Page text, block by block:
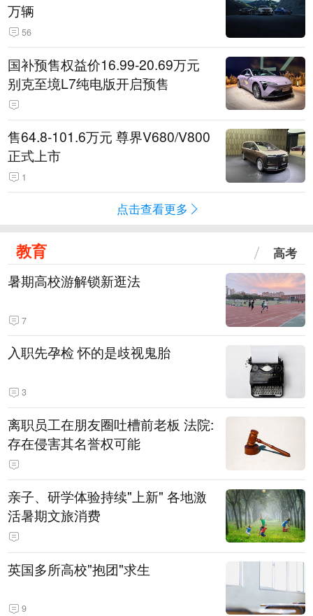
万辆
56
国补预售权益价16.99-20.69万元
别克至境L7纯电版开启预售
售64.8-101.6万元 尊界V680/V800
正式上市
1
点击查看更多
教育 高考
暑期高校游解锁新逛法
7
入职先孕检 怀的是歧视鬼胎
3
离职员工在朋友圈吐槽前老板 法院:
存在侵害其名誉权可能
亲子、研学体验持续"上新" 各地激
活暑期文旅消费
英国多所高校"抱团"求生
9